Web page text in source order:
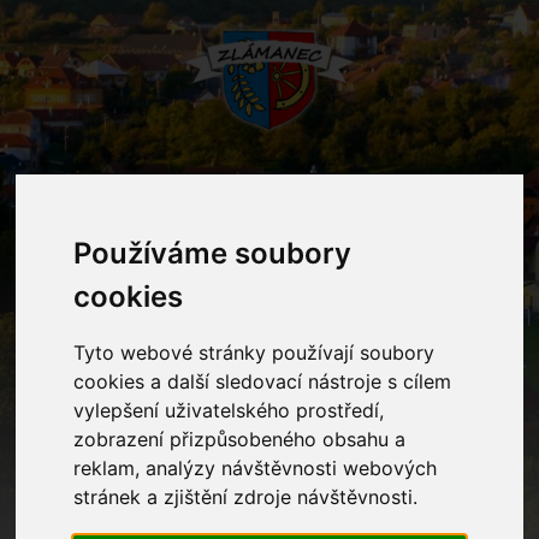
Používáme soubory
cookies
Tyto webové stránky používají soubory
cookies a další sledovací nástroje s cílem
vylepšení uživatelského prostředí,
zobrazení přizpůsobeného obsahu a
reklam, analýzy návštěvnosti webových
stránek a zjištění zdroje návštěvnosti.
Mateřská škola
Home Mateřská škola
Kontakty
Ostatní informace